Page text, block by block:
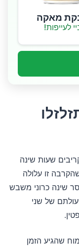
מאקה
לעייפות!
שעות שינה
זו עלולה
שינה כרוני משבש
של שני
שהגיע הזמן